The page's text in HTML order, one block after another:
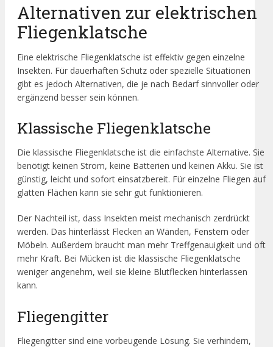
Alternativen zur elektrischen
Fliegenklatsche
Eine elektrische Fliegenklatsche ist effektiv gegen einzelne
Insekten. Für dauerhaften Schutz oder spezielle Situationen
gibt es jedoch Alternativen, die je nach Bedarf sinnvoller oder
ergänzend besser sein können.
Klassische Fliegenklatsche
Die klassische Fliegenklatsche ist die einfachste Alternative. Sie
benötigt keinen Strom, keine Batterien und keinen Akku. Sie ist
günstig, leicht und sofort einsatzbereit. Für einzelne Fliegen auf
glatten Flächen kann sie sehr gut funktionieren.
Der Nachteil ist, dass Insekten meist mechanisch zerdrückt
werden. Das hinterlässt Flecken an Wänden, Fenstern oder
Möbeln. Außerdem braucht man mehr Treffgenauigkeit und oft
mehr Kraft. Bei Mücken ist die klassische Fliegenklatsche
weniger angenehm, weil sie kleine Blutflecken hinterlassen
kann.
Fliegengitter
Fliegengitter sind eine vorbeugende Lösung. Sie verhindern,